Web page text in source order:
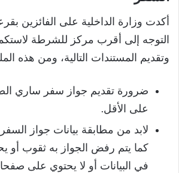
أكدت وزارة الداخلية على الفائزين
التوجه إلى أقرب مركز للشرطة
وتقديم المستندات التالية، ومن هذه
ضرورة تقديم جواز سفر ساري
على الأقل.
لابد من مطابقة بيانات جواز
كما يتم رفض الجواز به ثقوب أو
في البيانات أو لا يحتوي على